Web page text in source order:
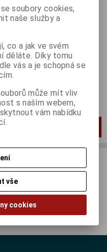
informováni o novinkách,
soubory cookies,
naše služby a
co a jak ve svém
děláte. Díky tomu
vás a je schopná se
může mít vliv
s naším webem,
vám nabídku
vše
cookies